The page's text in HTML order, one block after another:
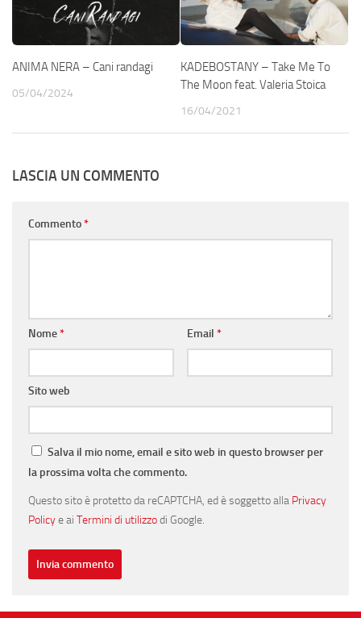
ANIMA NERA – Cani randagi
05/04/2024
KADEBOSTANY – Take Me To
The Moon feat. Valeria Stoica
16/04/2021
LASCIA UN COMMENTO
Commento*
Nome* Email *
Sito web
Salva il mio nome, email e sito web in questo browser per
la prossima volta che commento.
Questo sito è protetto da reCAPTCHA, ed è soggetto alla Privacy
Policye ai Termini di utilizzodi Google.